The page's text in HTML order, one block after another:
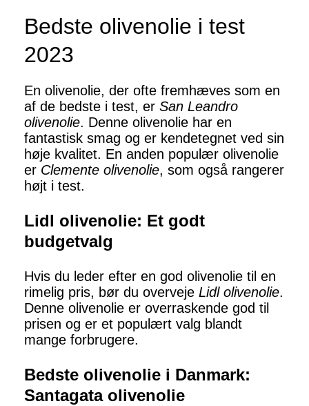
Bedste olivenolie i test
2023
En olivenolie, der ofte fremhæves som en
af de bedste i test, er San Leandro
olivenolie. Denne olivenolie har en
fantastisk smag og er kendetegnet ved sin
høje kvalitet. En anden populær olivenolie
er Clemente olivenolie, som også rangerer
højt i test.
Lidl olivenolie: Et godt
budgetvalg
Hvis du leder efter en god olivenolie til en
rimelig pris, bør du overveje Lidl olivenolie.
Denne olivenolie er overraskende god til
prisen og er et populært valg blandt
mange forbrugere.
Bedste olivenolie i Danmark:
Santagata olivenolie